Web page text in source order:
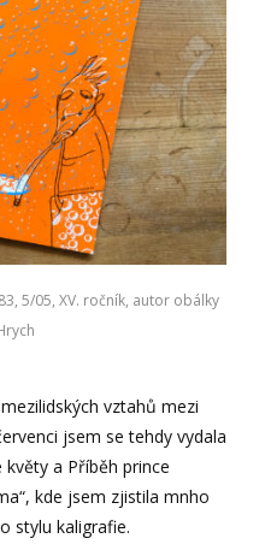
5/05, XV. ročník, autor obálky
vztahů mezi
jsem se tehdy vydala
a Příběh prince
kde jsem zjistila mnho
stylu kaligrafie.